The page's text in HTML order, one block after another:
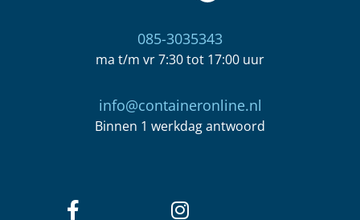
085-3035343
ma t/m vr 7:30 tot 17:00 uur
info@containeronline.nl
Binnen 1 werkdag antwoord